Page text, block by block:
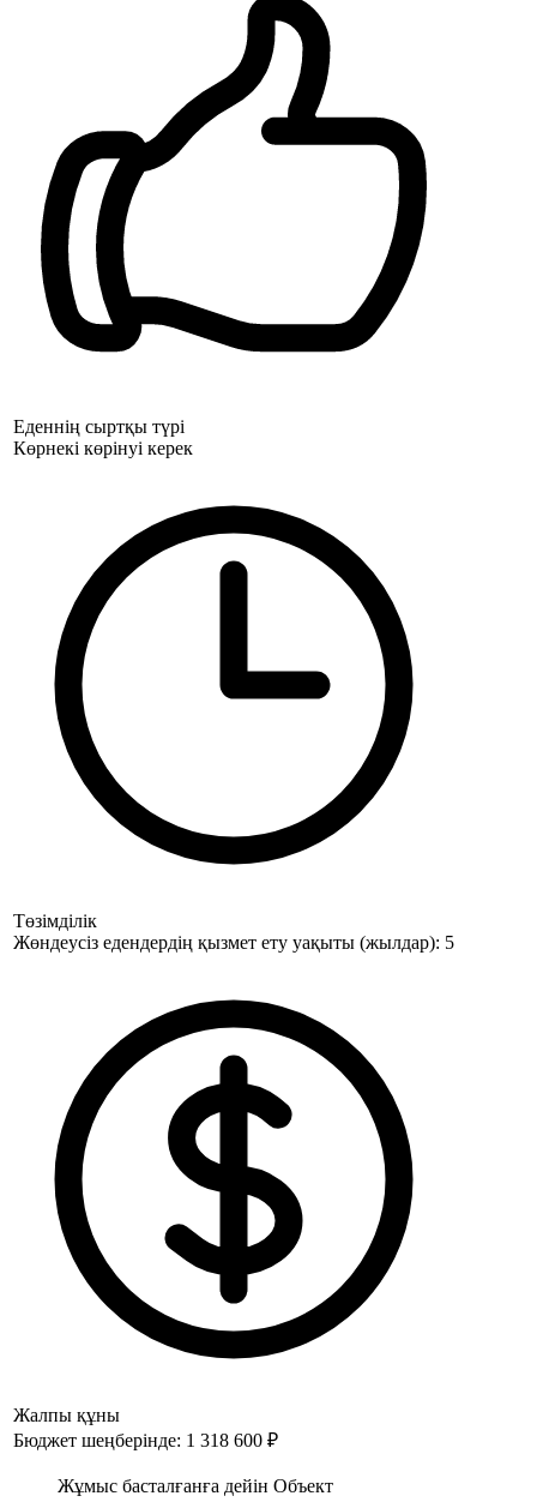
Еденнің сыртқы түрі
Көрнекі көрінуі керек
Төзімділік
Жөндеусіз едендердің қызмет ету уақыты (жылдар): 5
Жалпы құны
Бюджет шеңберінде: 1 318 600 ₽
Жұмыс басталғанға дейін Объект